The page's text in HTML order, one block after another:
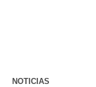
NOTICIAS